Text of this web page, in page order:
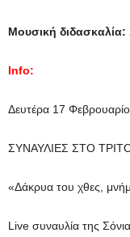
Μουσική διδασκαλία:
Info:
Δευτέρα 17
ΣΥΝΑΥΛΙΕΣ ΣΤΟ
«Δάκρυα του χθες,
Live συναυλία της